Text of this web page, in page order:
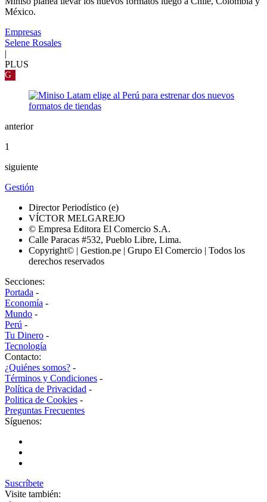
México.
Empresas
Selene Rosales
|
PLUS
G
anterior
1
siguiente
Gestión
Director Periodístico (e)
VÍCTOR MELGAREJO
© Empresa Editora El Comercio S.A.
Calle Paracas #532, Pueblo Libre, Lima.
Copyright© | Gestion.pe | Grupo El Comercio | Todos los
derechos reservados
Secciones:
Portada -
Economía -
Mundo -
Perú -
Tu Dinero -
Tecnología
Contacto:
¿Quiénes somos? -
Términos y Condiciones -
Política de Privacidad -
Politica de Cookies -
Preguntas Frecuentes
Síguenos:
Suscríbete
Visite también: